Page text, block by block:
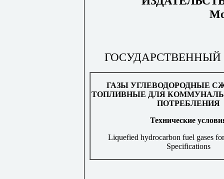
ГАЗЫ УГЛЕВОДОРОДНЫЕ
ТОПЛИВНЫЕ ДЛЯ
ПОТРЕБЛЕНИЯ
Технические
Liquefied hydrocarbon fuel gases
Specifications